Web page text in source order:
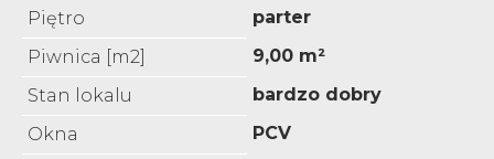
Piętro
parter
Piwnica [m2]
9,00 m²
Stan lokalu
bardzo dobry
Okna
PCV